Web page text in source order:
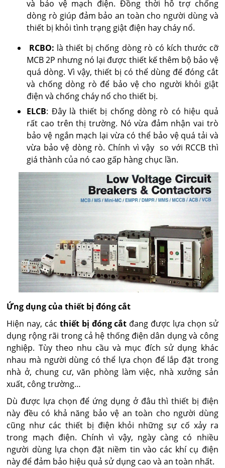
và bảo vệ mạch điện. Đồng thời hỗ trợ chống
dòng rò giúp đảm bảo an toàn cho người dùng và
thiết bị khỏi tình trạng giật điện hay cháy nổ.
RCBO: là thiết bị chống dòng rò có kích thước cỡ
MCB 2P nhưng nó lại được thiết kế thêm bộ bảo vệ
quá dòng. Vì vậy, thiết bị có thể dùng để đóng cắt
và chống dòng rò để bảo vệ cho người khỏi giật
điện và chống cháy nổ cho thiết bị.
ELCB: Đây là thiết bị chống dòng rò có hiệu quả
rất cao trên thị trường. Nó vừa đảm nhận vai trò
bảo vệ ngắn mạch lại vừa có thể bảo vệ quá tải và
vừa bảo vệ dòng rò. Chính vì vậy so với RCCB thì
giá thành của nó cao gấp hàng chục lần.
Ứng dụng của thiết bị đóng cắt
Hiện nay, các thiết bị đóng cắt đang được lựa chọn sử
dụng rộng rãi trong cả hệ thống điện dân dụng và công
nghiệp. Tùy theo nhu cầu và mục đích sử dụng khác
nhau mà người dùng có thể lựa chọn để lắp đặt trong
nhà ở, chung cư, văn phòng làm việc, nhà xưởng sản
xuất, công trường…
Dù được lựa chọn để ứng dụng ở đâu thì thiết bị điện
này đều có khả năng bảo vệ an toàn cho người dùng
cũng như các thiết bị điện khỏi những sự cố xảy ra
trong mạch điện. Chính vì vậy, ngày càng có nhiều
người dùng lựa chọn đặt niềm tin vào các khí cụ điện
này để đảm bảo hiệu quả sử dụng cao và an toàn nhất.